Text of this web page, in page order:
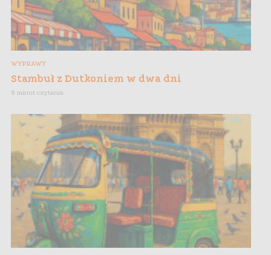
WYPRAWY
Stambuł z Dutkoniem w dwa dni
8 minut czytania